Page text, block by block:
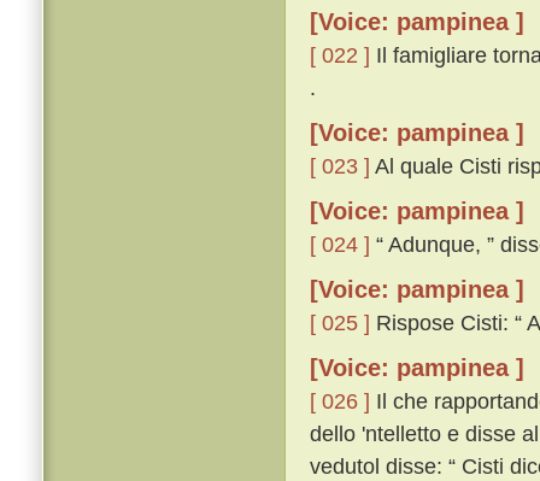
[Voice: pampinea ]
[ 022 ] Il famigliare
.
[Voice: pampinea ]
[ 023 ] Al quale Cisti
[Voice: pampinea ]
[ 024 ] “ Adunque, ”
[Voice: pampinea ]
[ 025 ] Rispose Cisti: “
[Voice: pampinea ]
[ 026 ] Il che
dello 'ntelletto e disse
vedutol disse: “ Cisti